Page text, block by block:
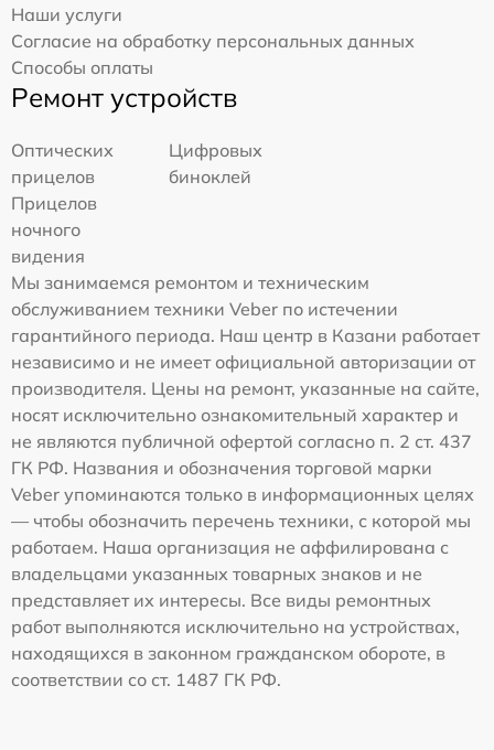
Наши услуги
Согласие на обработку персональных данных
Способы оплаты
Ремонт устройств
Оптических
прицелов
Цифровых
биноклей
Прицелов
ночного
видения
Мы занимаемся ремонтом и техническим
обслуживанием техники Veber по истечении
гарантийного периода. Наш центр в Казани работает
независимо и не имеет официальной авторизации от
производителя. Цены на ремонт, указанные на сайте,
носят исключительно ознакомительный характер и
не являются публичной офертой согласно п. 2 ст. 437
ГК РФ. Названия и обозначения торговой марки
Veber упоминаются только в информационных целях
— чтобы обозначить перечень техники, с которой мы
работаем. Наша организация не аффилирована с
владельцами указанных товарных знаков и не
представляет их интересы. Все виды ремонтных
работ выполняются исключительно на устройствах,
находящихся в законном гражданском обороте, в
соответствии со ст. 1487 ГК РФ.